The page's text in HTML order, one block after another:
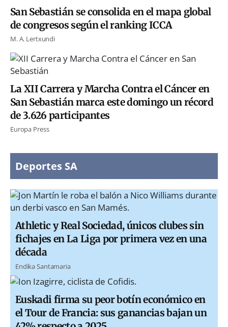
San Sebastián se consolida en el mapa global
de congresos según el ranking ICCA
M. A. Lertxundi
La XII Carrera y Marcha Contra el Cáncer en
San Sebastián marca este domingo un récord
de 3.626 participantes
Europa Press
Deportes SA
Athletic y Real Sociedad, únicos clubes sin
fichajes en La Liga por primera vez en una
década
Endika Santamaria
Euskadi firma su peor botín económico en
el Tour de Francia: sus ganancias bajan un